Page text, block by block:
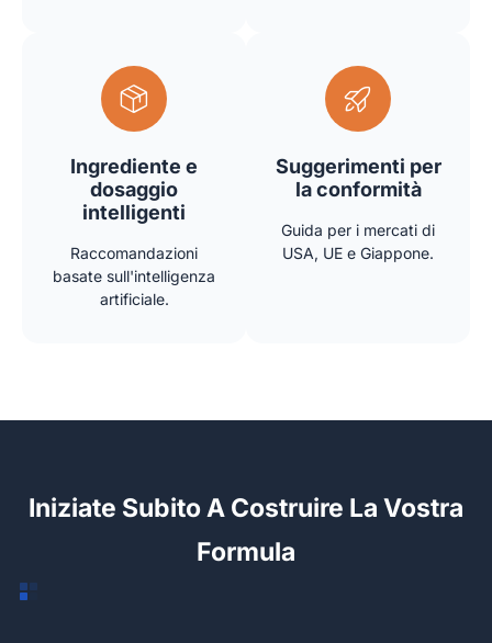
Ingrediente e
dosaggio
intelligenti
Raccomandazioni
basate sull'intelligenza
artificiale.
Suggerimenti per
la conformità
Guida per i mercati di
USA, UE e Giappone.
Iniziate Subito A Costruire La Vostra
Formula